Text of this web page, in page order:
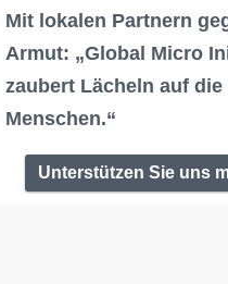
Mit lokalen Partnern
Armut: „Global Micro
zaubert Lächeln auf
Menschen.“
Unterstützen Sie uns